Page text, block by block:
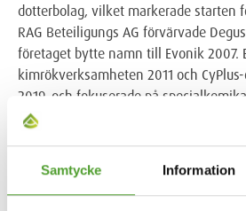
Samtycke Information
dotterbolag, vilket markerade starten
RAG Beteiligungs AG förvärvade
företaget bytte namn till Evonik 2007.
kimrökverksamheten 2011 och
2019, och fokuserade på
Idag representerar Algol Chemicals
affärsområden, bland annat
kiseldioxid, djurfoder och andra
verksamheter sträcker sig över